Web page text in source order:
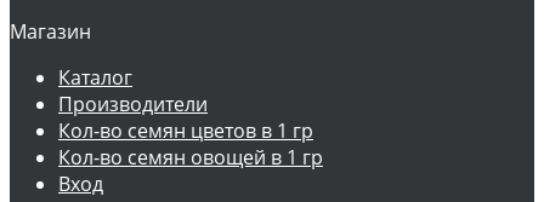
Магазин
Каталог
Производители
Кол-во семян цветов в 1 гр
Кол-во семян овощей в 1 гр
Вход